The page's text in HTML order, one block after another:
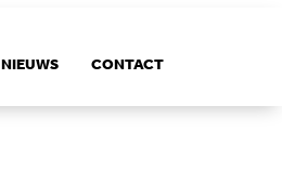
NIEUWS CONTACT